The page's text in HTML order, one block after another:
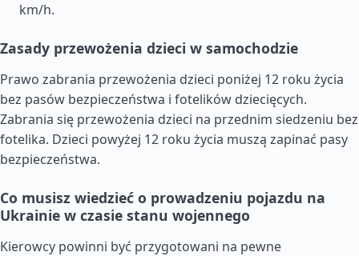
km/h.
Zasady przewożenia dzieci w samochodzie
Prawo zabrania przewożenia dzieci poniżej 12 roku życia
bez pasów bezpieczeństwa i fotelików dziecięcych.
Zabrania się przewożenia dzieci na przednim siedzeniu bez
fotelika. Dzieci powyżej 12 roku życia muszą zapinać pasy
bezpieczeństwa.
Co musisz wiedzieć o prowadzeniu pojazdu na
Ukrainie w czasie stanu wojennego
Kierowcy powinni być przygotowani na pewne